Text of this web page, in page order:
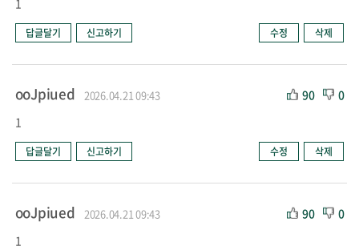
1
답글달기 신고하기 수정 삭제
ooJpiued 2026.04.21 09:43 90
0
1
답글달기 신고하기 수정 삭제
ooJpiued 2026.04.21 09:43 90
0
1